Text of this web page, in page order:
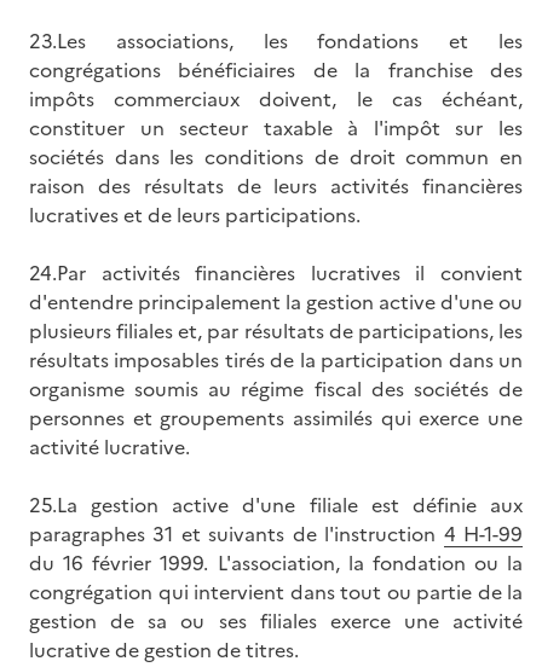
23.Les associations, les fondations et les
congrégations bénéficiaires de la franchise des
impôts commerciaux doivent, le cas échéant,
constituer un secteur taxable à l'impôt sur les
sociétés dans les conditions de droit commun en
raison des résultats de leurs activités financières
lucratives et de leurs participations.
24.Par activités financières lucratives il convient
d'entendre principalement la gestion active d'une ou
plusieurs filiales et, par résultats de participations, les
résultats imposables tirés de la participation dans un
organisme soumis au régime fiscal des sociétés de
personnes et groupements assimilés qui exerce une
activité lucrative.
25.La gestion active d'une filiale est définie aux
paragraphes 31 et suivants de l'instruction 4 H-1-99
du 16 février 1999. L'association, la fondation ou la
congrégation qui intervient dans tout ou partie de la
gestion de sa ou ses filiales exerce une activité
lucrative de gestion de titres.